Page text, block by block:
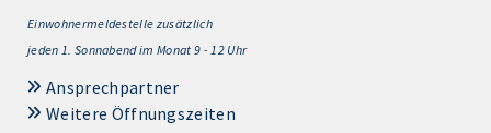
Einwohnermeldestelle zusätzlich
jeden 1. Sonnabend im Monat 9 - 12 Uhr
Ansprechpartner
Weitere Öffnungszeiten